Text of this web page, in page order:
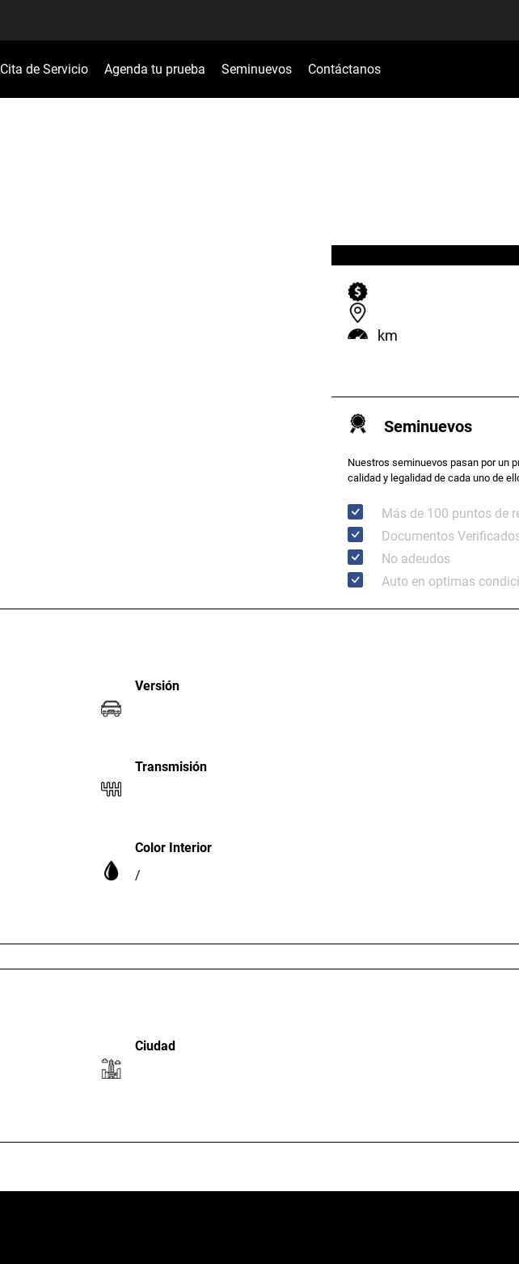
Cita de Servicio Agenda tu prueba Seminuevos Contáctanos
km
Seminuevos
Nuestros seminuevos pasan por un
calidad y legalidad de cada uno de
Más de 100 puntos de
Documentos
No adeudos
Auto en optimas
Versión
Transmisión
Color Interior
/
Ciudad